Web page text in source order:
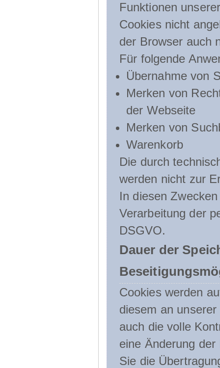
Funktionen
Cookies nicht
der Browser auch
Für folgende
Übernahme von
Merken von
der Webseite
Merken von
Warenkorb
Die durch
werden nicht zur
In diesen
Verarbeitung der
DSGVO.
Dauer der
Cookies werden
diesem an
auch die volle
eine Änderung
Sie die